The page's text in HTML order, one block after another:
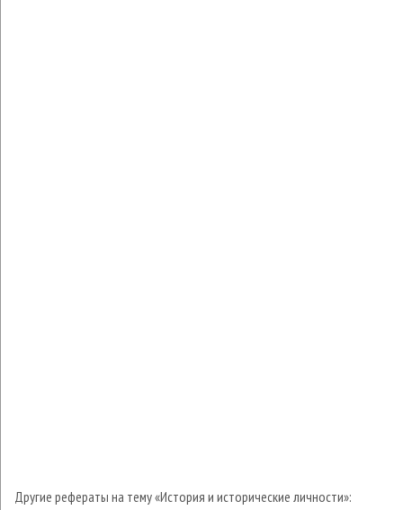
Другие рефераты на тему «История и исторические личности»: